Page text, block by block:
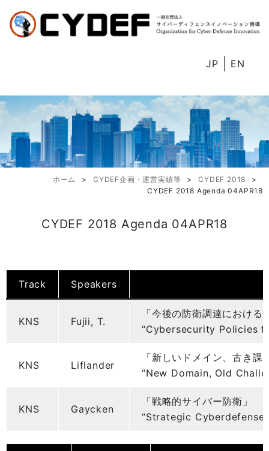
EN
JP
ホーム CYDEF企画・運営実績等
CYDEF 2018
CYDEF 2018 Agenda 04APR18
CYDEF 2018 Agenda 04APR18
Track Speakers
KNS Fujii, T.
「今後の防衛調達におけ
“Cybersecurity Policies
KNS Liflander
「新しいドメイン、古き
“New Domain, Old
KNS Gaycken
「戦略的サイバー防衛」
“Strategic Cyberdefense”